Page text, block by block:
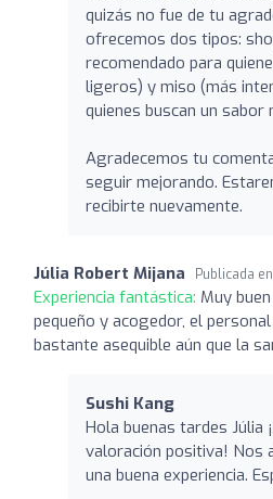
quizás no fue de tu
ofrecemos dos tipos:
recomendado para
ligeros) y miso (más
quienes buscan un sabor
Agradecemos tu
seguir mejorando.
recibirte nuevamente.
Júlia Robert Mijana Publicada en
Experiencia fantástica: Muy
pequeño y acogedor, el
bastante asequible aún que la
Sushi Kang
Hola buenas tardes Júlia
valoración positiva! Nos
una buena experiencia.